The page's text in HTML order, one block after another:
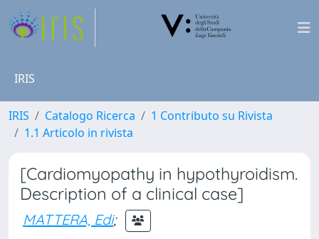
IRIS
IRIS Catalogo Ricerca
1 Contributo su Rivista
1.1 Articolo in rivista
[Cardiomyopathy in hypothyroidism.
Description of a clinical case]
MATTERA, Edi;